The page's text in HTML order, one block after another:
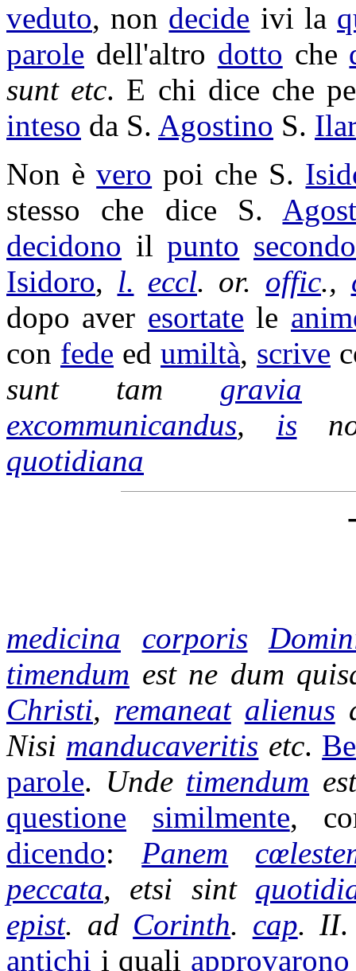
veduto, non decide ivi la
parole dell'altro dotto che
sunt etc. E chi dice che
inteso da S. Agostino S.
Non èvero poi che S.
stesso che dice S.
decidono ilpunto secondo
Isidoro, l. eccl. or. offic.,
dopo aver esortate le
con fede ed umiltà, scrive
sunt tam gravia
excommunicandus, is
quotidiana
medicina corporis
timendum est ne dum
Christi, remaneat alienus
Nisi manducaveritis etc.
parole. Unde timendum
questione
similmente,
dicendo:Panem
peccata, etsi sint
epist. ad Corinth. cap. II.
antichi i quali approvarono